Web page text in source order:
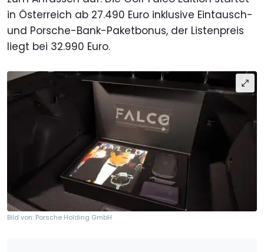
in Österreich ab 27.490 Euro inklusive Eintausch-
und Porsche-Bank-Paketbonus, der Listenpreis
liegt bei 32.990 Euro.
Bild von: Porsche Holding GmbH